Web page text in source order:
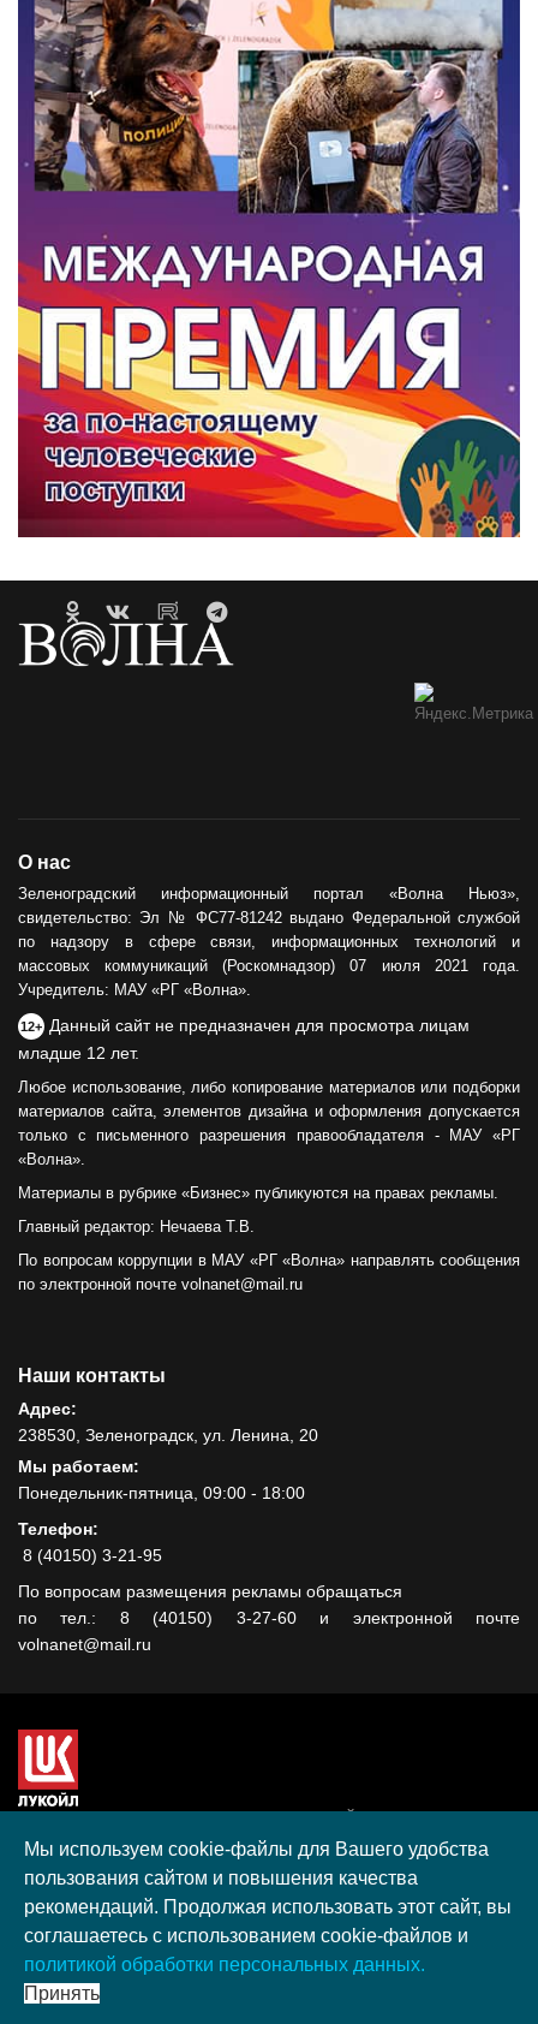
О нас
Зеленоградский информационный портал «Волна Ньюз»,
свидетельство: Эл № ФС77-81242 выдано Федеральной службой
по надзору в сфере связи, информационных технологий и
массовых коммуникаций (Роскомнадзор) 07 июля 2021 года.
Учредитель: МАУ «РГ «Волна».
12+ Данный сайт не предназначен для просмотра лицам
младше 12 лет.
Любое использование, либо копирование материалов или подборки
материалов сайта, элементов дизайна и оформления допускается
только с письменного разрешения правообладателя - МАУ «РГ
«Волна».
Материалы в рубрике «Бизнес» публикуются на правах рекламы.
Главный редактор: Нечаева Т.В.
По вопросам коррупции в МАУ «РГ «Волна» направлять сообщения
по электронной почте volnanet@mail.ru
Наши контакты
Адрес:
238530, Зеленоградск, ул. Ленина, 20
Мы работаем:
Понедельник-пятница, 09:00 - 18:00
Телефон:
8 (40150) 3-21-95
По вопросам размещения рекламы обращаться
по тел.: 8 (40150) 3-27-60 и электронной почте
volnanet@mail.ru
гранта, полученного в рамках XIII Конкурса социальных и
культурных проектов ПАО "ЛУКОЙЛ" на территории
Калининградской области в 2020 году
Согласие на обработку персональных данных
Разработка, поддержка и продвижение S-Media group
© 2026 МАУ «Редакция общественно-политической газеты
Мы используем cookie-файлы для Вашего удобства
пользования сайтом и повышения качества
рекомендаций. Продолжая использовать этот сайт, вы
соглашаетесь с использованием cookie-файлов и
политикой обработки персональных данных.
Принять